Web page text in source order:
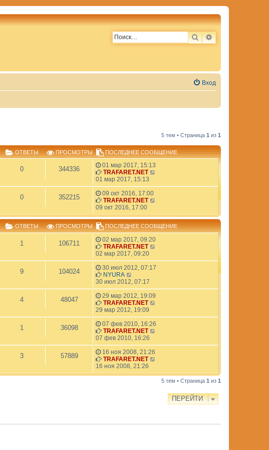
ПОИСКРАСШИРЕННЫЙ
Вход
5 тем • Страница 1 из 1
ОТВЕТЫ ПРОСМОТРЫ ПОСЛЕДНЕЕ СООБЩЕНИЕ
0 344336
01 мар 2017, 15:13
TRAFARET.NET
01 мар 2017, 15:13
0 352215
09 окт 2016, 17:00
TRAFARET.NET
09 окт 2016, 17:00
ОТВЕТЫ ПРОСМОТРЫ ПОСЛЕДНЕЕ СООБЩЕНИЕ
1 106711
02 мар 2017, 09:20
TRAFARET.NET
02 мар 2017, 09:20
9 104024
30 июл 2012, 07:17
NYURA
30 июл 2012, 07:17
4 48047
29 мар 2012, 19:09
TRAFARET.NET
29 мар 2012, 19:09
1 36098
07 фев 2010, 16:26
TRAFARET.NET
07 фев 2010, 16:26
3 57889
16 ноя 2008, 21:26
TRAFARET.NET
16 ноя 2008, 21:26
5 тем • Страница 1 из 1
ПЕРЕЙТИ